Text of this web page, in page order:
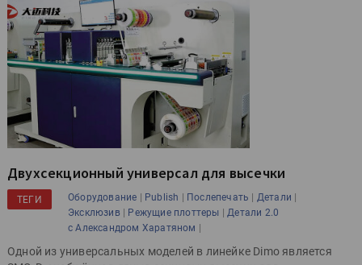
Двухсекционный универсал для высечки
ТЕГИ Оборудование | Publish | Послепечать | Детали |
Эксклюзив | Режущие плоттеры | Детали 2.0
с Александром Харатяном |
Одной из универсальных моделей в линейке Dimo является